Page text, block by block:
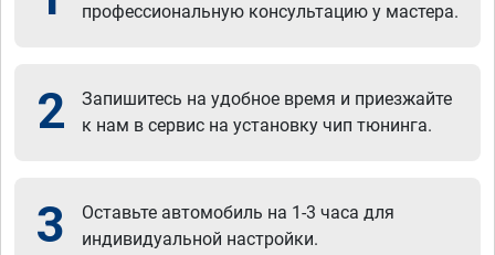
профессиональную консультацию у мастера.
2
Запишитесь на удобное время и приезжайте
к нам в сервис на установку чип тюнинга.
3
Оставьте автомобиль на 1-3 часа для
индивидуальной настройки.